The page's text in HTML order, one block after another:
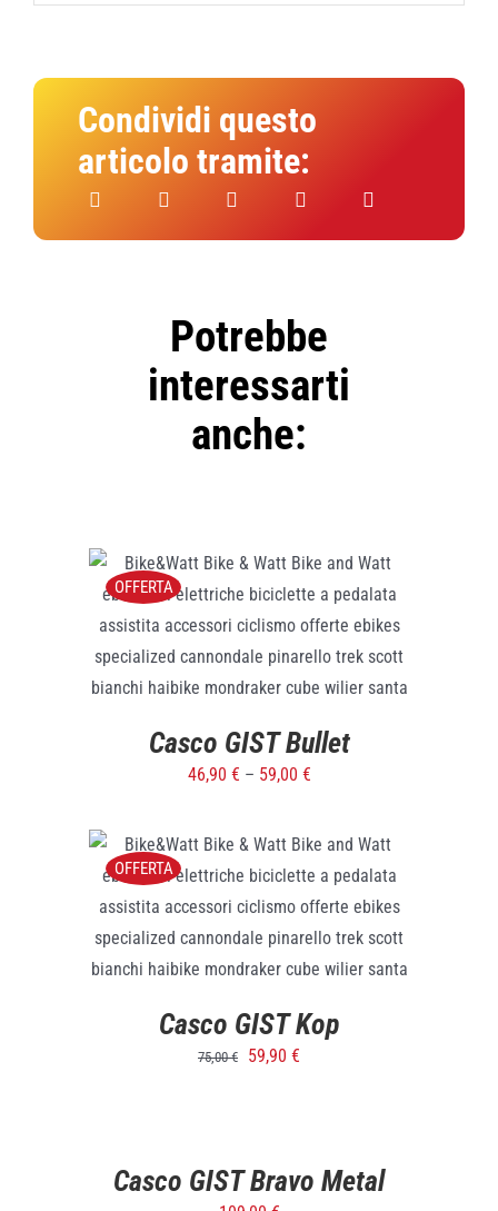
Condividi questo
articolo tramite:
Potrebbe
interessarti
anche:
OFFERTA
SELECT OPTIONS / DETTAGLI
Casco GIST Bullet
46,90 € – 59,00 €
OFFERTA
SELECT OPTIONS / DETTAGLI
Casco GIST Kop
75,00€ 59,90 €
Casco GIST Bravo Metal